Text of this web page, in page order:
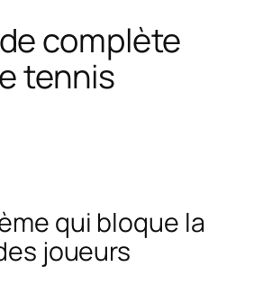
complète
tennis
qui bloque la
joueurs